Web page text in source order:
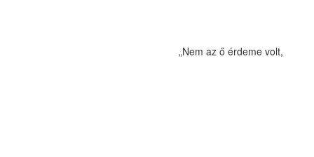
„Nem az ő érdeme volt,